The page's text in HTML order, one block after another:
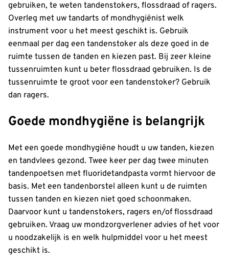
gebruiken, te weten tandenstokers, flossdraad of ragers.
Overleg met uw tandarts of mondhygiënist welk
instrument voor u het meest geschikt is. Gebruik
eenmaal per dag een tandenstoker als deze goed in de
ruimte tussen de tanden en kiezen past. Bij zeer kleine
tussenruimten kunt u beter flossdraad gebruiken. Is de
tussenruimte te groot voor een tandenstoker? Gebruik
dan ragers.
Goede mondhygiëne is belangrijk
Met een goede mondhygiëne houdt u uw tanden, kiezen
en tandvlees gezond. Twee keer per dag twee minuten
tandenpoetsen met fluoridetandpasta vormt hiervoor de
basis. Met een tandenborstel alleen kunt u de ruimten
tussen tanden en kiezen niet goed schoonmaken.
Daarvoor kunt u tandenstokers, ragers en/of flossdraad
gebruiken. Vraag uw mondzorgverlener advies of het voor
u noodzakelijk is en welk hulpmiddel voor u het meest
geschikt is.